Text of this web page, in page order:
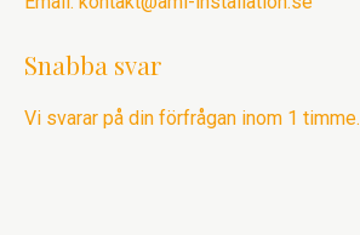
Snabba svar
Vi svarar på din förfrågan inom 1 timme.